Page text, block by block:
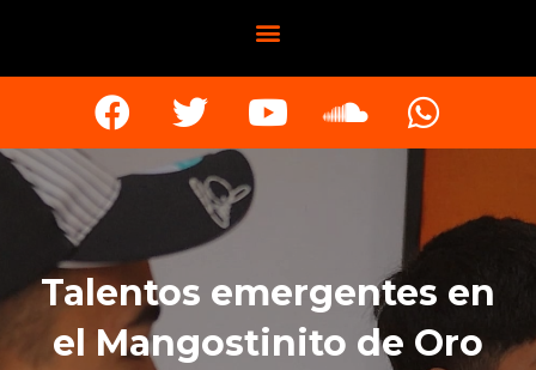
Talentos emergentes en
el Mangostinito de Oro